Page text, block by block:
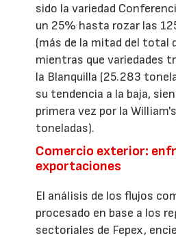
sido la variedad
un 25% hasta rozar las
(más de la mitad del total
mientras que variedades
la Blanquilla (25.283
su tendencia a la baja,
primera vez por la
toneladas).
Comercio exterior:
exportaciones
El análisis de los flujos
procesado en base a los
sectoriales de Fepex,